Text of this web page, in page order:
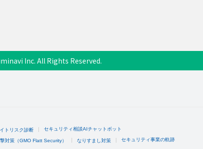
Inc. All Rights Reserved.